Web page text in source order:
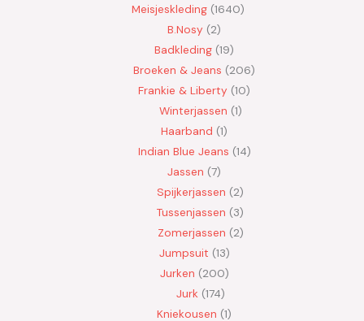
Meisjeskleding 1640
B.Nosy
2
Badkleding 19
Broeken & Jeans
206
Frankie & Liberty 10
Winterjassen 1
Haarband 1
Indian Blue Jeans 14
Jassen 7
Spijkerjassen
2
Tussenjassen
3
Zomerjassen 2
Jumpsuit 13
Jurken 200
Jurk 174
Kniekousen 1